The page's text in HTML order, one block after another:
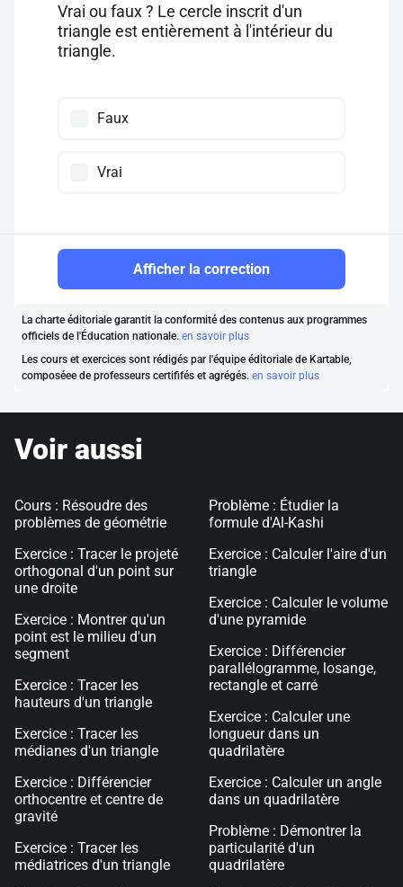
Vrai ou faux ? Le cercle inscrit d'un
triangle est entièrement à l'intérieur du
triangle.
Faux
Vrai
Afficher la correction
La charte éditoriale garantit la conformité des contenus aux programmes
officiels de l'Éducation nationale. en savoir plus
Les cours et exercices sont rédigés par l'équipe éditoriale de Kartable,
composéee de professeurs certififés et agrégés. en savoir plus
Voir aussi
Cours : Résoudre des
problèmes de géométrie
Exercice : Tracer le projeté
orthogonal d'un point sur
une droite
Exercice : Montrer qu'un
point est le milieu d'un
segment
Exercice : Tracer les
hauteurs d'un triangle
Exercice : Tracer les
médianes d'un triangle
Exercice : Différencier
orthocentre et centre de
gravité
Exercice : Tracer les
médiatrices d'un triangle
Problème : Étudier la
formule d'Al-Kashi
Exercice : Calculer l'aire d'un
triangle
Exercice : Calculer le volume
d'une pyramide
Exercice : Différencier
parallélogramme, losange,
rectangle et carré
Exercice : Calculer une
longueur dans un
quadrilatère
Exercice : Calculer un angle
dans un quadrilatère
Problème : Démontrer la
particularité d'un
quadrilatère